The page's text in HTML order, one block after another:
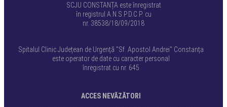
SCJU CONSTANȚA este înregistrat
în registrul A.N.S.P.D.C.P. cu
nr. 38538/18/09/2018
Spitalul Clinic Județean de Urgență "Sf. Apostol Andrei" Constanța
este operator de date cu caracter personal
înregistrat cu nr. 645
ACCES NEVĂZĂTORI